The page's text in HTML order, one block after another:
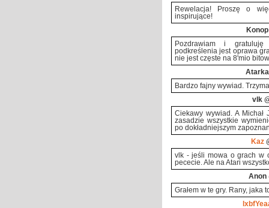
Rewelacja! Proszę o
inspirujące!
Konop
Pozdrawiam i gratuluję
podkreślenia jest oprawa
nie jest częste na 8'mio
Atarka
Bardzo fajny wywiad.
vlk
Ciekawy wywiad. A
zasadzie wszystkie
po dokładniejszym
Kaz
vlk - jeśli mowa o grach w
pececie. Ale na Atari
Anon
Grałem w te gry. Rany, jaka